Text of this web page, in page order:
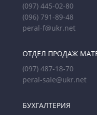
(097) 445-02-80
(096) 791-89-48
peral-f@ukr.net
ОТДЕЛ ПРОДАЖ
(097) 487-18-70
peral-sale@ukr.net
БУХГАЛТЕРИЯ